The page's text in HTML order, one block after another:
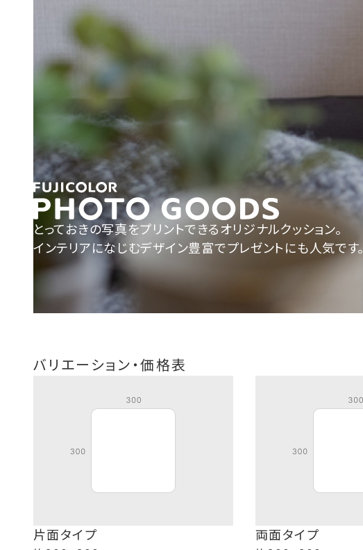
とっておきの写真をプリントできるオリジナルクッション。
インテリアになじむデザイン豊富でプレゼントにも人気です。
バリエーション・価格表
片面タイプ 両面タイプ